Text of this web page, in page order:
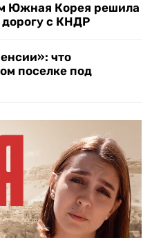
Южная Корея решила
с КНДР
что
поселке под